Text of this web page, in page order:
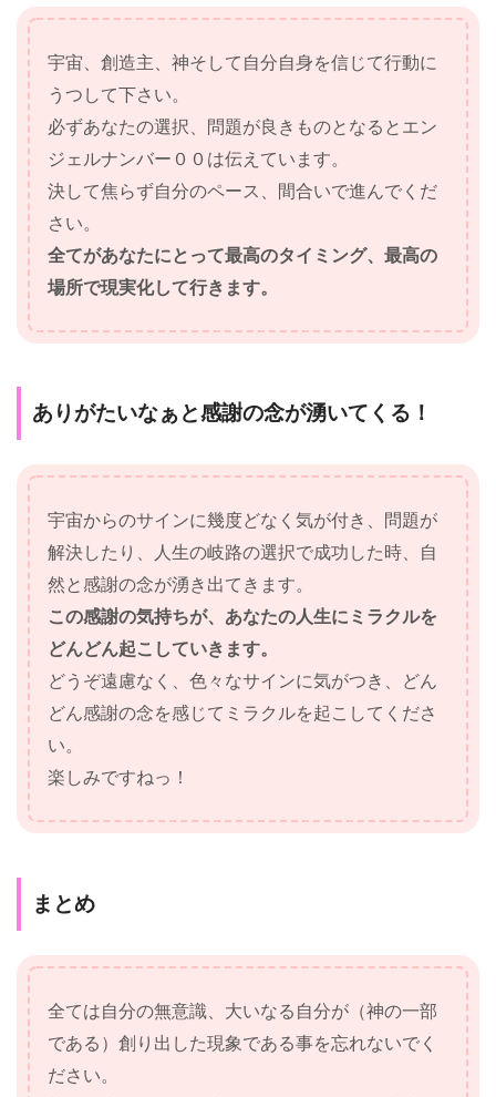
宇宙、創造主、神そして自分自身を信じて行動に
うつして下さい。
必ずあなたの選択、問題が良きものとなるとエン
ジェルナンバー００は伝えています。
決して焦らず自分のペース、間合いで進んでくだ
さい。
全てがあなたにとって最高のタイミング、最高の
場所で現実化して行きます。
ありがたいなぁと感謝の念が湧いてくる！
宇宙からのサインに幾度どなく気が付き、問題が
解決したり、人生の岐路の選択で成功した時、自
然と感謝の念が湧き出てきます。
この感謝の気持ちが、あなたの人生にミラクルを
どんどん起こしていきます。
どうぞ遠慮なく、色々なサインに気がつき、どん
どん感謝の念を感じてミラクルを起こしてくださ
い。
楽しみですねっ！
まとめ
全ては自分の無意識、大いなる自分が（神の一部
である）創り出した現象である事を忘れないでく
ださい。